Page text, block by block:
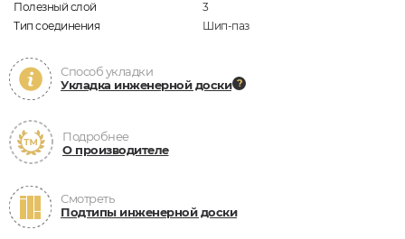
Полезный слой
3
Тип соединения
Шип-паз
Способ укладки
Укладка инженерной доски
Подробнее
О производителе
Смотреть
Подтипы инженерной доски